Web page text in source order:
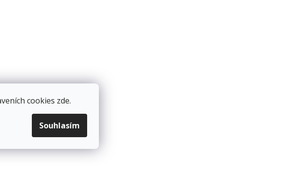
cookies zde.
Souhlasím